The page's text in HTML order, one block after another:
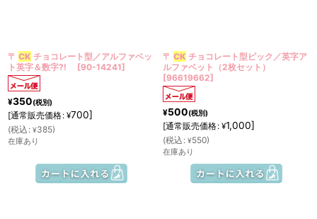
〒 CK チョコレート型／アルファベッ
ト英字＆数字?!
[90-14241]
¥350(税別)
[通常販売価格: ¥700]
(税込 : ¥385)
在庫あり
〒 CK チョコレート型ピック／英字ア
ルファベット（2枚セット）
[96619662]
¥500(税別)
[通常販売価格: ¥1,000]
(税込 : ¥550)
在庫あり